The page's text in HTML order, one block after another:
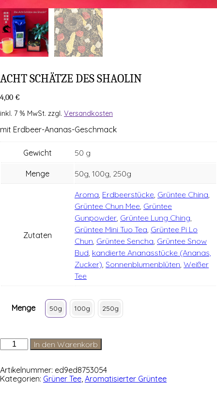
ACHT SCHÄT­ZE DES SHAOLIN
4,00 €
inkl. 7 % MwSt. zzgl. Versandkosten
mit Erd­beer-Ana­nas-Geschmack
Gewicht 50 g
Menge 50g, 100g, 250g
Zutaten
Aroma Erdbeerstücke Grüntee China
Grüntee Chun Mee Grüntee
Gunpowder Grüntee Lung Ching
Grüntee Mini Tuo Tea Grüntee Pi Lo
Chun Grüntee Sencha Grüntee Snow
Bud kandierte Ananasstücke (Ananas,
Zucker) Sonnenblumenblüten Weißer
Tee
Menge 50g 100g 250g
Acht
Schätze
Shaolin
Menge
In den Warenkorb
Artikelnummer: ed9ed8753054
Kategorien: Grüner Tee Aromatisierter Grüntee